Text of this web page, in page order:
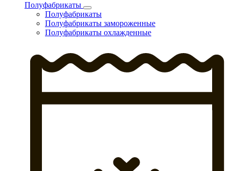
Полуфабрикаты
Полуфабрикаты
Полуфабрикаты замороженные
Полуфабрикаты охлажденные